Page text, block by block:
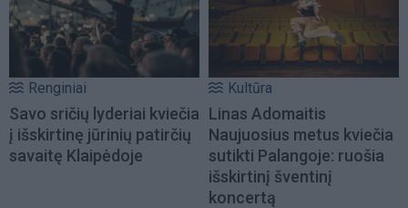
Renginiai
Savo sričių lyderiai kviečia
į išskirtinę jūrinių patirčių
savaitę Klaipėdoje
Kultūra
Linas Adomaitis
Naujuosius metus kviečia
sutikti Palangoje: ruošia
išskirtinį šventinį
koncertą